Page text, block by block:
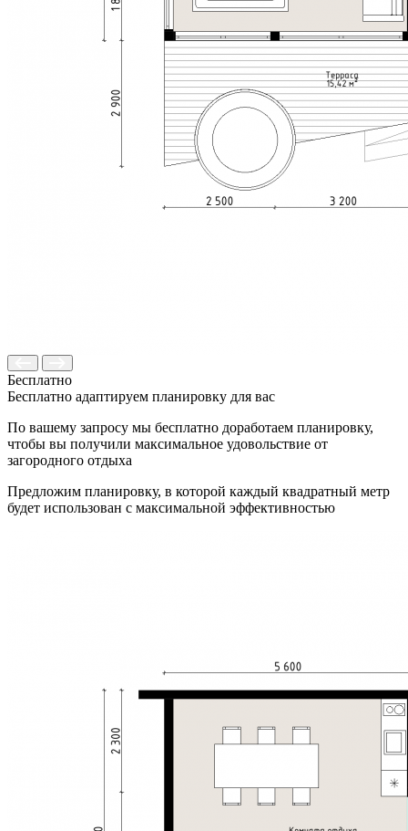
Бесплатно
Бесплатно адаптируем планировку для вас
По вашему запросу мы бесплатно доработаем планировку,
чтобы вы получили максимальное удовольствие от
загородного отдыха
Предложим планировку, в которой каждый квадратный метр
будет использован с максимальной эффективностью